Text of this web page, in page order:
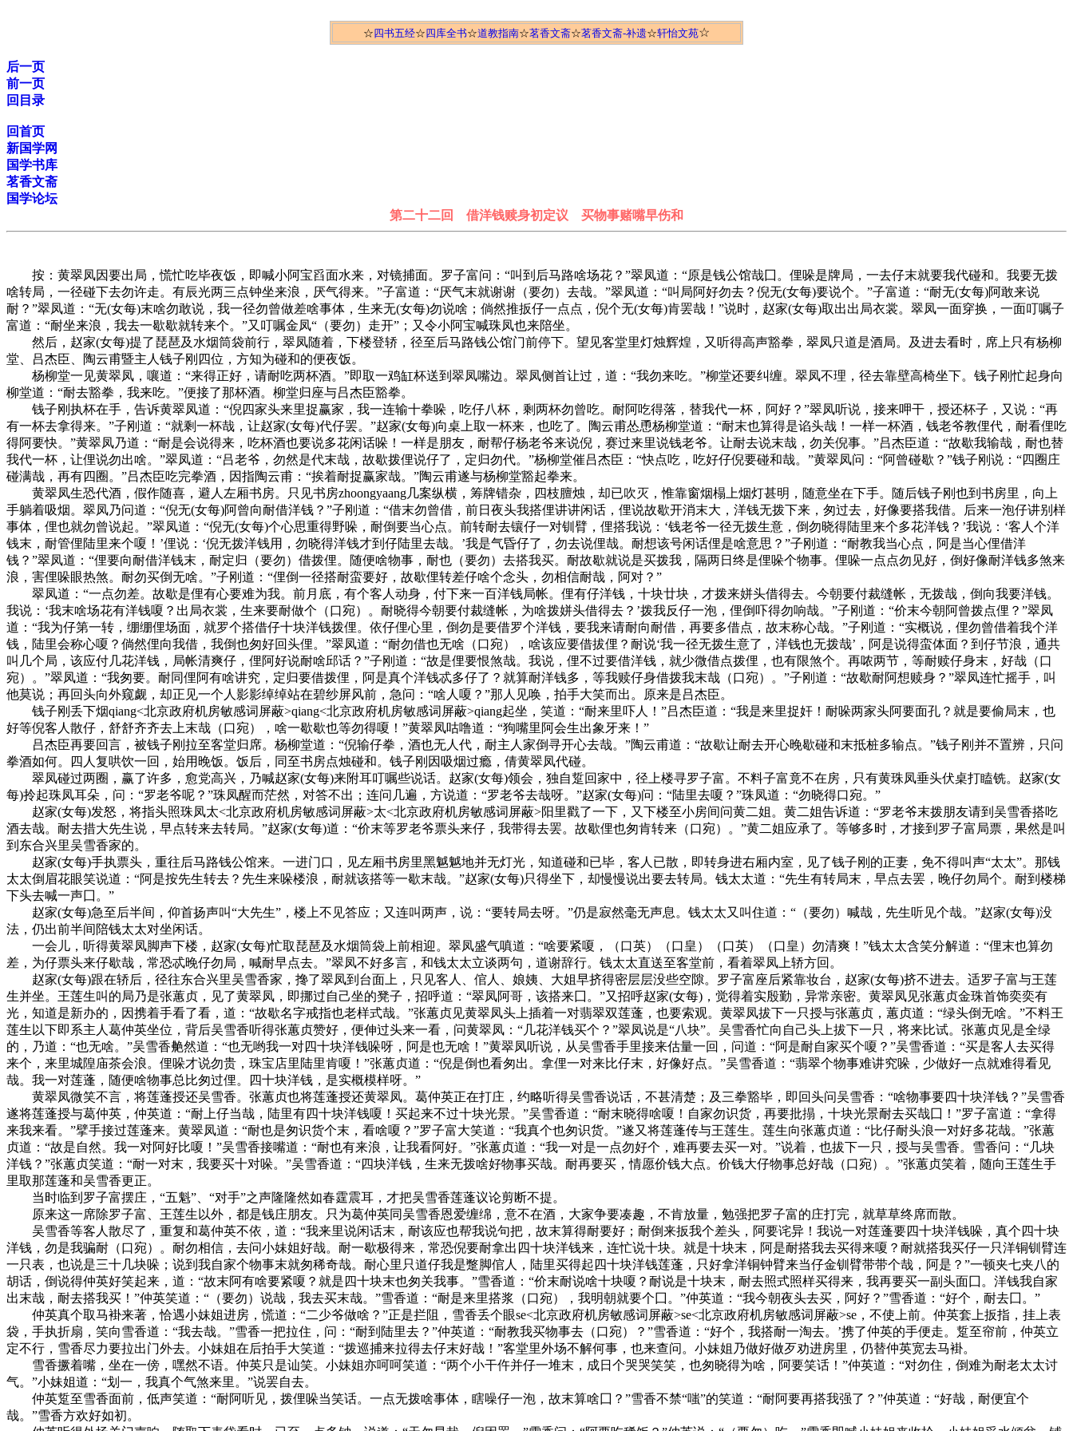
☆四书五经☆四库全书☆道教指南☆茗香文斋☆茗香文斋-补遗☆轩怡文苑☆
后一页
前一页
回目录
回首页
新国学网
国学书库
茗香文斋
国学论坛
第二十二回 借洋钱赎身初定议 买物事赌嘴早伤和
按：黄翠凤因要出局，慌忙吃毕夜饭，即喊小阿宝舀面水来，对镜捕面。罗子富问：“叫到后马路啥场花？”翠凤道：“原是钱公馆哉囗。俚哚是牌局，一去仔末就要我代碰和。我要无拨
啥转局，一径碰下去勿许走。有辰光两三点钟坐来浪，厌气得来。”子富道：“厌气末就谢谢（要勿）去哉。”翠凤道：“叫局阿好勿去？倪无(女每)要说个。”子富道：“耐无(女每)阿敢来说
耐？”翠凤道：“无(女每)末啥勿敢说，我一径勿曾做差啥事体，生来无(女每)勿说啥；倘然推扳仔一点点，倪个无(女每)肯罢哉！”说时，赵家(女每)取出出局衣裳。翠凤一面穿换，一面叮嘱子
富道：“耐坐来浪，我去一歇歇就转来个。”又叮嘱金凤“（要勿）走开”；又令小阿宝喊珠凤也来陪坐。
然后，赵家(女每)提了琵琶及水烟筒袋前行，翠凤随着，下楼登轿，径至后马路钱公馆门前停下。望见客堂里灯烛辉煌，又听得高声豁拳，翠凤只道是酒局。及进去看时，席上只有杨柳
堂、吕杰臣、陶云甫暨主人钱子刚四位，方知为碰和的便夜饭。
杨柳堂一见黄翠凤，嚷道：“来得正好，请耐吃两杯酒。”即取一鸡缸杯送到翠凤嘴边。翠凤侧首让过，道：“我勿来吃。”柳堂还要纠缠。翠凤不理，径去靠壁高椅坐下。钱子刚忙起身向
柳堂道：“耐去豁拳，我来吃。”便接了那杯酒。柳堂归座与吕杰臣豁拳。
钱子刚执杯在手，告诉黄翠凤道：“倪四家头来里捉赢家，我一连输十拳哚，吃仔八杯，剩两杯勿曾吃。耐阿吃得落，替我代一杯，阿好？”翠凤听说，接来呷干，授还杯子，又说：“再
有一杯去拿得来。”子刚道：“就剩一杯哉，让赵家(女每)代仔罢。”赵家(女每)向桌上取一杯来，也吃了。陶云甫怂恿杨柳堂道：“耐末也算得是谄头哉！一样一杯酒，钱老爷教俚代，耐看俚吃
得阿要快。”黄翠凤乃道：“耐是会说得来，吃杯酒也要说多花闲话哚！一样是朋友，耐帮仔杨老爷来说倪，赛过来里说钱老爷。让耐去说末哉，勿关倪事。”吕杰臣道：“故歇我输哉，耐也替
我代一杯，让俚说勿出啥。”翠凤道：“吕老爷，勿然是代末哉，故歇拨俚说仔了，定归勿代。”杨柳堂催吕杰臣：“快点吃，吃好仔倪要碰和哉。”黄翠凤问：“阿曾碰歇？”钱子刚说：“四圈庄
碰满哉，再有四圈。”吕杰臣吃完拳酒，因指陶云甫：“挨着耐捉赢家哉。”陶云甫遂与杨柳堂豁起拳来。
黄翠凤生恐代酒，假作随喜，避人左厢书房。只见书房zhoongyaang几案纵横，筹牌错杂，四枝膻烛，却已吹灭，惟靠窗烟榻上烟灯甚明，随意坐在下手。随后钱子刚也到书房里，向上
手躺着吸烟。翠凤乃问道：“倪无(女每)阿曾向耐借洋钱？”子刚道：“借末勿曾借，前日夜头我搭俚讲讲闲话，俚说故歇开消末大，洋钱无拨下来，匆过去，好像要搭我借。后来一泡仔讲别样
事体，俚也就勿曾说起。”翠凤道：“倪无(女每)个心思重得野哚，耐倒要当心点。前转耐去镶仔一对钏臂，俚搭我说：‘钱老爷一径无拨生意，倒勿晓得陆里来个多花洋钱？’我说：‘客人个洋
钱末，耐管俚陆里来个嗄！’俚说：‘倪无拨洋钱用，勿晓得洋钱才到仔陆里去哉。’我是气昏仔了，勿去说俚哉。耐想该号闲话俚是啥意思？”子刚道：“耐教我当心点，阿是当心俚借洋
钱？”翠凤道：“俚要向耐借洋钱末，耐定归（要勿）借拨俚。随便啥物事，耐也（要勿）去搭我买。耐故歇就说是买拨我，隔两日终是俚哚个物事。俚哚一点点勿见好，倒好像耐洋钱多煞来
浪，害俚哚眼热煞。耐勿买倒无啥。”子刚道：“俚倒一径搭耐蛮要好，故歇俚转差仔啥个念头，勿相信耐哉，阿对？”
翠凤道：“一点勿差。故歇是俚有心要难为我。前月底，有个客人动身，付下来一百洋钱局帐。俚有仔洋钱，十块廿块，才拨来姘头借得去。今朝要付裁缝帐，无拨哉，倒向我要洋钱。
我说：‘我末啥场花有洋钱嗄？出局衣裳，生来要耐做个（口宛）。耐晓得今朝要付裁缝帐，为啥拨姘头借得去？’拨我反仔一泡，俚倒吓得勿响哉。”子刚道：“价末今朝阿曾拨点俚？”翠凤
道：“我为仔第一转，绷绷俚场面，就罗个搭借仔十块洋钱拨俚。依仔俚心里，倒勿是要借罗个洋钱，要我来请耐向耐借，再要多借点，故末称心哉。”子刚道：“实概说，俚勿曾借着我个洋
钱，陆里会称心嗄？倘然俚向我借，我倒也匆好回头俚。”翠凤道：“耐勿借也无啥（口宛），啥该应要借拔俚？耐说‘我一径无拨生意了，洋钱也无拨哉’，阿是说得蛮体面？到仔节浪，通共
叫几个局，该应付几花洋钱，局帐清爽仔，俚阿好说耐啥邱话？”子刚道：“故是俚要恨煞哉。我说，俚不过要借洋钱，就少微借点拨俚，也有限煞个。再哝两节，等耐赎仔身末，好哉（口
宛）。”翠凤道：“我匆要。耐同俚阿有啥讲究，定归要借拨俚，阿是真个洋钱忒多仔了？就算耐洋钱多，等我赎仔身借拨我末哉（口宛）。”子刚道：“故歇耐阿想赎身？”翠凤连忙摇手，叫
他莫说；再回头向外窥觑，却正见一个人影影绰绰站在碧纱屏风前，急问：“啥人嗄？”那人见唤，拍手大笑而出。原来是吕杰臣。
钱子刚丢下烟qiang<北京政府机房敏感词屏蔽>qiang<北京政府机房敏感词屏蔽>qiang起坐，笑道：“耐来里吓人！”吕杰臣道：“我是来里捉奸！耐哚两家头阿要面孔？就是要偷局末，也
好等倪客人散仔，舒舒齐齐去上末哉（口宛），啥一歇歇也等勿得嗄！”黄翠凤咕噜道：“狗嘴里阿会生出象牙来！”
吕杰臣再要回言，被钱子刚拉至客堂归席。杨柳堂道：“倪输仔拳，酒也无人代，耐主人家倒寻开心去哉。”陶云甫道：“故歇让耐去开心晚歇碰和末抵桩多输点。”钱子刚并不置辨，只问
拳酒如何。四人复哄饮一回，始用晚饭。饭后，同至书房点烛碰和。钱子刚因吸烟过瘾，倩黄翠凤代碰。
翠凤碰过两圈，赢了许多，愈党高兴，乃喊赵家(女每)来附耳叮嘱些说话。赵家(女每)领会，独自踅回家中，径上楼寻罗子富。不料子富竟不在房，只有黄珠凤垂头伏桌打瞌铣。赵家(女
每)拎起珠凤耳朵，问：“罗老爷呢？”珠凤醒而茫然，对答不出；连问几遍，方说道：“罗老爷去哉呀。”赵家(女每)问：“陆里去嗄？”珠凤道：“勿晓得口宛。”
赵家(女每)发怒，将指头照珠凤太<北京政府机房敏感词屏蔽>太<北京政府机房敏感词屏蔽>阳里戳了一下，又下楼至小房间问黄二姐。黄二姐告诉道：“罗老爷末拨朋友请到吴雪香搭吃
酒去哉。耐去措大先生说，早点转来去转局。”赵家(女每)道：“价末等罗老爷票头来仔，我带得去罢。故歇俚也匆肯转来（口宛）。”黄二姐应承了。等够多时，才接到罗子富局票，果然是叫
到东合兴里吴雪香家的。
赵家(女每)手执票头，重往后马路钱公馆来。一进门口，见左厢书房里黑魆魆地并无灯光，知道碰和已毕，客人已散，即转身进右厢内室，见了钱子刚的正妻，免不得叫声“太太”。那钱
太太倒眉花眼笑说道：“阿是按先生转去？先生来哚楼浪，耐就该搭等一歇末哉。”赵家(女每)只得坐下，却慢慢说出要去转局。钱太太道：“先生有转局末，早点去罢，晚仔勿局个。耐到楼梯
下头去喊一声囗。”
赵家(女每)急至后半间，仰首扬声叫“大先生”，楼上不见答应；又连叫两声，说：“要转局去呀。”仍是寂然毫无声息。钱太太又叫住道：“（要勿）喊哉，先生听见个哉。”赵家(女每)没
法，仍出前半间陪钱太太对坐闲话。
一会儿，听得黄翠凤脚声下楼，赵家(女每)忙取琵琶及水烟筒袋上前相迎。翠凤盛气嗔道：“啥要紧嗄，（口英）（口皇）（口英）（口皇）勿清爽！”钱太太含笑分解道：“俚末也算勿
差，为仔票头来仔歇哉，常恐忒晚仔勿局，喊耐早点去。”翠凤不好多言，和钱太太立谈两句，道谢辞行。钱太太直送至客堂前，看着翠凤上轿方回。
赵家(女每)跟在轿后，径往东合兴里吴雪香家，搀了翠凤到台面上，只见客人、倌人、娘姨、大姐早挤得密层层没些空隙。罗子富座后紧靠妆台，赵家(女每)挤不进去。适罗子富与王莲
生并坐。王莲生叫的局乃是张蕙贞，见了黄翠凤，即挪过自己坐的凳子，招呼道：“翠凤阿哥，该搭来囗。”又招呼赵家(女每)，觉得着实殷勤，异常亲密。黄翠凤见张蕙贞金珠首饰奕奕有
光，知道是新办的，因携着手看了看，道：“故歇名字戒指也老样式哉。”张蕙贞见黄翠凤头上插着一对翡翠双莲蓬，也要索观。黄翠凤拔下一只授与张蕙贞，蕙贞道：“绿头倒无啥。”不料王
莲生以下即系主人葛仲英坐位，背后吴雪香听得张蕙贞赞好，便伸过头来一看，问黄翠凤：“几花洋钱买个？”翠凤说是“八块”。吴雪香忙向自己头上拔下一只，将来比试。张蕙贞见是全绿
的，乃道：“也无啥。”吴雪香艴然道：“也无哟我一对四十块洋钱哚呀，阿是也无啥！”黄翠凤听说，从吴雪香手里接来估量一回，问道：“阿是耐自家买个嗄？”吴雪香道：“买是客人去买得
来个，来里城隍庙茶会浪。俚哚才说勿贵，珠宝店里陆里肯嗄！”张蕙贞道：“倪是倒也看匆出。拿俚一对来比仔末，好像好点。”吴雪香道：“翡翠个物事难讲究哚，少做好一点就难得看见
哉。我一对莲蓬，随便啥物事总比匆过俚。四十块洋钱，是实概模样呀。”
黄翠凤微笑不言，将莲蓬授还吴雪香。张蕙贞也将莲蓬授还黄翠凤。葛仲英正在打庄，约略听得吴雪香说话，不甚清楚；及三拳豁毕，即回头问吴雪香：“啥物事要四十块洋钱？”吴雪香
遂将莲蓬授与葛仲英，仲英道：“耐上仔当哉，陆里有四十块洋钱嗄！买起来不过十块光景。”吴雪香道：“耐末晓得啥嗄！自家勿识货，再要批搨，十块光景耐去买哉囗！”罗子富道：“拿得
来我来看。”擘手接过莲蓬来。黄翠凤道：“耐也是匆识货个末，看啥嗄？”罗子富大笑道：“我真个也匆识货。”遂又将莲蓬传与王莲生。莲生向张蕙贞道：“比仔耐头浪一对好多花哉。”张蕙
贞道：“故是自然。我一对阿好比嗄！”吴雪香接嘴道：“耐也有来浪，让我看阿好。”张蕙贞道：“我一对是一点勿好个，难再要去买一对。”说着，也拔下一只，授与吴雪香。雪香问：“几块
洋钱？”张蕙贞笑道：“耐一对末，我要买十对哚。”吴雪香道：“四块洋钱，生来无拨啥好物事买哉。耐再要买，情愿价钱大点。价钱大仔物事总好哉（口宛）。”张蕙贞笑着，随向王莲生手
里取那莲蓬和吴雪香更正。
当时临到罗子富摆庄，“五魁”、“对手”之声隆隆然如春霆震耳，才把吴雪香莲蓬议论剪断不提。
原来这一席除罗子富、王莲生以外，都是钱庄朋友。只为葛仲英同吴雪香恩爱缠绵，意不在酒，大家争要凑趣，不肯放量，勉强把罗子富的庄打完，就草草终席而散。
吴雪香等客人散尽了，重复和葛仲英不依，道：“我来里说闲话末，耐该应也帮我说句把，故末算得耐要好；耐倒来扳我个差头，阿要诧异！我说一对莲蓬要四十块洋钱哚，真个四十块
洋钱，勿是我骗耐（口宛）。耐勿相信，去问小妹姐好哉。耐一歇极得来，常恐倪要耐拿出四十块洋钱来，连忙说十块。就是十块末，阿是耐搭我去买得来嗄？耐就搭我买仔一只洋铜钏臂连
一只表，也说是三十几块哚；说到我自家个物事末就匆稀奇哉。耐心里只道仔我是蹩脚倌人，陆里买得起四十块洋钱莲蓬，只好拿洋铜钟臂来当仔金钏臂带带个哉，阿是？”一顿夹七夹八的
胡话，倒说得仲英好笑起来，道：“故末阿有啥要紧嗄？就是四十块末也匆关我事。”雪香道：“价末耐说啥十块嗄？耐说是十块末，耐去照式照样买得来，我再要买一副头面囗。洋钱我自家
出末哉，耐去搭我买！”仲英笑道：“（要勿）说哉，我去买末哉。”雪香道：“耐是来里搭浆（口宛），我明朝就要个囗。”仲英道：“我今朝夜头去买，阿好？”雪香道：“好个，耐去囗。”
仲英真个取马褂来著，恰遇小妹姐进房，慌道：“二少爷做啥？”正是拦阻，雪香丢个眼se<北京政府机房敏感词屏蔽>se<北京政府机房敏感词屏蔽>se，不使上前。仲英套上扳指，挂上表
袋，手执折扇，笑向雪香道：“我去哉。”雪香一把拉住，问：“耐到陆里去？”仲英道：“耐教我买物事去（口宛）？”雪香道：“好个，我搭耐一淘去。’携了仲英的手便走。踅至帘前，仲英立
定不行，雪香尽力要拉出门外去。小妹姐在后拍手大笑道：“拨巡捕来拉得去仔末好哉！”客堂里外场不解何事，也来查问。小妹姐乃做好做歹劝进房里，仍替仲英宽去马褂。
雪香撅着嘴，坐在一傍，嘿然不语。仲英只是讪笑。小妹姐亦呵呵笑道：“两个小干仵并仔一堆末，成日个哭哭笑笑，也匆晓得为啥，阿要笑话！”仲英道：“对勿住，倒难为耐老太太讨
气。”小妹姐道：“划一，我真个气煞来里。”说罢自去。
仲英踅至雪香面前，低声笑道：“耐阿听见，拨俚哚当笑话。一点无拨啥事体，瞎噪仔一泡，故末算啥囗？”雪香不禁“嗤”的笑道：“耐阿要再搭我强了？”仲英道：“好哉，耐便宜个
哉。”雪香方欢好如初。